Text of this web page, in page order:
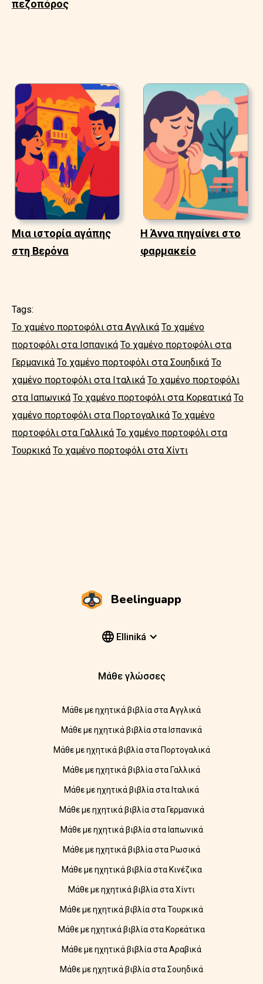
πεζοπόρος
Μια ιστορία αγάπης
στη Βερόνα
Η Άννα πηγαίνει στο
φαρμακείο
Tags:
Το χαμένο πορτοφόλι στα Αγγλικά Το χαμένο
πορτοφόλι στα Ισπανικά Το χαμένο πορτοφόλι στα
Γερμανικά Το χαμένο πορτοφόλι στα Σουηδικά Το
χαμένο πορτοφόλι στα Ιταλικά Το χαμένο πορτοφόλι
στα Ιαπωνικά Το χαμένο πορτοφόλι στα Κορεατικά Το
χαμένο πορτοφόλι στα Πορτογαλικά Το χαμένο
πορτοφόλι στα Γαλλικά Το χαμένο πορτοφόλι στα
Τουρκικά Το χαμένο πορτοφόλι στα Χίντι
Beelinguapp
Elliniká
Μάθε γλώσσες
Μάθε με ηχητικά βιβλία στα Αγγλικά
Μάθε με ηχητικά βιβλία στα Ισπανικά
Μάθε με ηχητικά βιβλία στα Πορτογαλικά
Μάθε με ηχητικά βιβλία στα Γαλλικά
Μάθε με ηχητικά βιβλία στα Ιταλικά
Μάθε με ηχητικά βιβλία στα Γερμανικά
Μάθε με ηχητικά βιβλία στα Ιαπωνικά
Μάθε με ηχητικά βιβλία στα Ρωσικά
Μάθε με ηχητικά βιβλία στα Κινέζικα
Μάθε με ηχητικά βιβλία στα Χίντι
Μάθε με ηχητικά βιβλία στα Τουρκικά
Μάθε με ηχητικά βιβλία στα Κορεάτικα
Μάθε με ηχητικά βιβλία στα Αραβικά
Μάθε με ηχητικά βιβλία στα Σουηδικά